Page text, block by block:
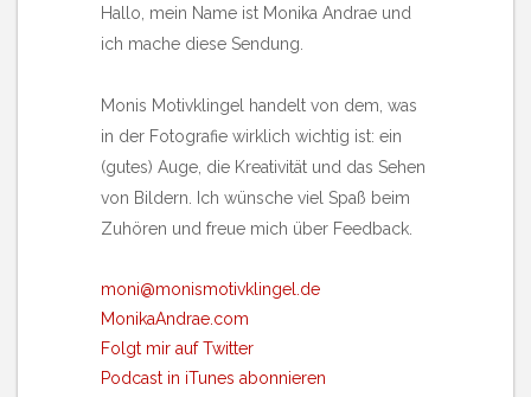
Hallo, mein Name ist Monika Andrae und
ich mache diese Sendung.
Monis Motivklingel handelt von dem, was
in der Fotografie wirklich wichtig ist: ein
(gutes) Auge, die Kreativität und das Sehen
von Bildern. Ich wünsche viel Spaß beim
Zuhören und freue mich über Feedback.
moni@monismotivklingel.de
MonikaAndrae.com
Folgt mir auf Twitter
Podcast in iTunes abonnieren